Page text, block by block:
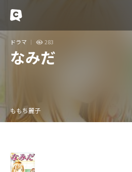
ドラマ 283
なみだ
ももち麗子